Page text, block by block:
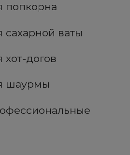
попкорна
ваты
догов
шаурмы